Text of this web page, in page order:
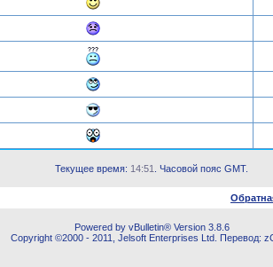
Текущее время: 14:51 . Часовой пояс GMT.
Powered by vBulletin® Version 3.8.6
Copyright ©2000 - 2011, Jelsoft Enterprises Ltd. Перевод: